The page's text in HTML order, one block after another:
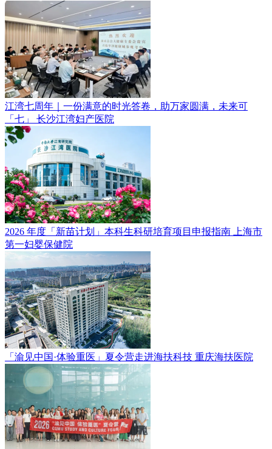
江湾七周年｜一份满意的时光答卷，助万家圆满，未来可
「七」 长沙江湾妇产医院
2026 年度「新苗计划」本科生科研培育项目申报指南
上海市
第一妇婴保健院
「渝见中国·体验重医」夏令营走进海扶科技 重庆海扶医院